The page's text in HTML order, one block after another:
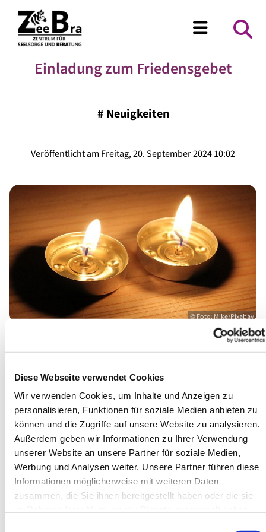
Diese Webseite verwendet Cookies
Wir verwenden Cookies, um Inhalte und Anzeigen zu
personalisieren, Funktionen für soziale Medien anbieten zu
können und die Zugriffe auf unsere Website zu analysieren.
Außerdem geben wir Informationen zu Ihrer Verwendung
unserer Website an unsere Partner für soziale Medien,
Werbung und Analysen weiter. Unsere Partner führen diese
Informationen möglicherweise mit weiteren Daten
zusammen, die Sie ihnen bereitgestellt haben oder die sie
Einladung zum Friedensgebet
# Neuigkeiten
Veröffentlicht am Freitag, 20. September 2024 10:02
© Foto: Mike/Pixabay
Einladung zum Friedensgebet
Zum Jahrestag der terroristischen Angriffe der
Hamas auf Israel
Wir beten für Frieden für alle Menschen in Israel und
Palästina
Montag, 07.Oktober, um 18 Uhr Ev. Stadtkirche Lennep–
Pfarrer David Kannemann, Kantor Kantor Thilo Ratai
Montag, 07.Oktober, um 18 Uhr Ev. Stadtkirche
Remscheid– Pfarrerin Greta Wolske